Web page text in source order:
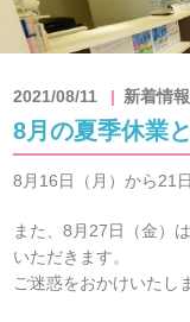
2021/08/11 新着情報
8月の夏季休業
8月16日（月）から21
また、8月27日（金）
いただきます。
ご迷惑をおかけいたし